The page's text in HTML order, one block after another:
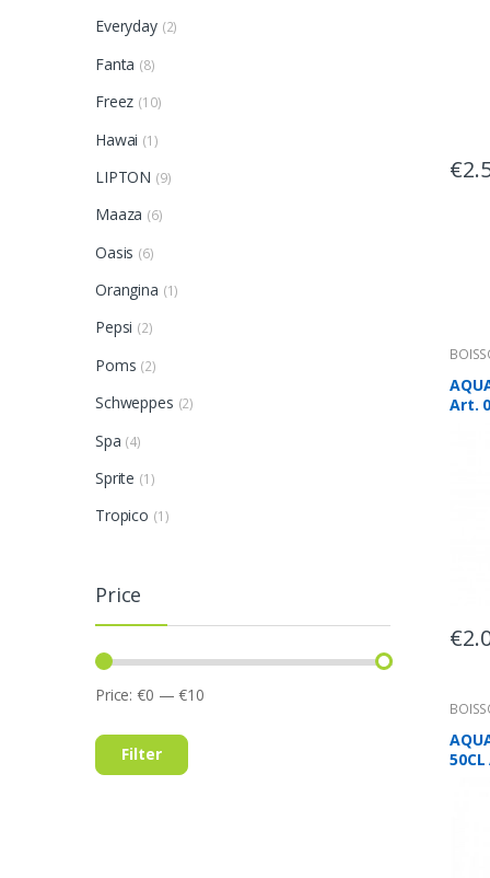
€
Art.
€
Everyday (2)
Fanta (8)
Freez (10)
Hawai (1)
LIPTON (9)
Maaza (6)
Oasis (6)
Orangina (1)
Pepsi (2)
Poms (2)
Schweppes (2)
Spa (4)
Sprite (1)
Tropico (1)
Price
Filter
Price:€0 —€10